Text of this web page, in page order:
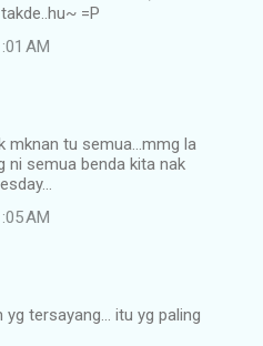
=P
AM
mknan tu semua...mmg la
ni semua benda kita nak
AM
tersayang... itu yg paling